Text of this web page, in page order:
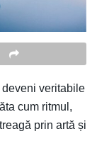
veritabile
cum ritmul,
prin artă și